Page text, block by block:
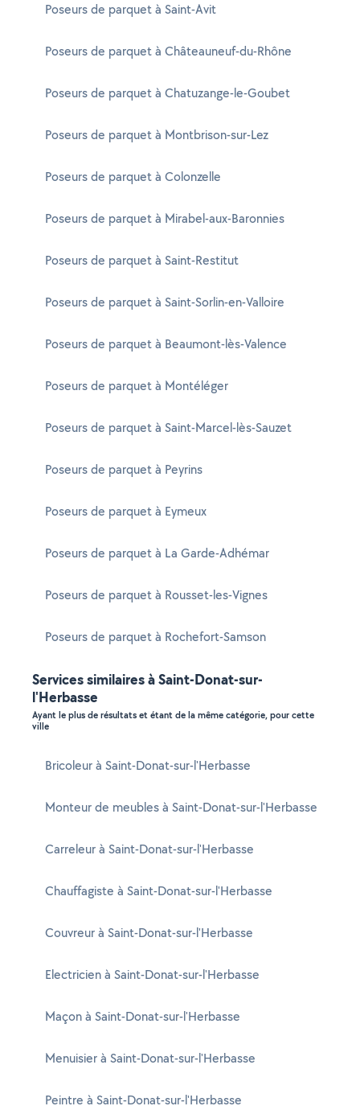
Poseurs de parquet à Saint-Avit
Poseurs de parquet à Châteauneuf-du-Rhône
Poseurs de parquet à Chatuzange-le-Goubet
Poseurs de parquet à Montbrison-sur-Lez
Poseurs de parquet à Colonzelle
Poseurs de parquet à Mirabel-aux-Baronnies
Poseurs de parquet à Saint-Restitut
Poseurs de parquet à Saint-Sorlin-en-Valloire
Poseurs de parquet à Beaumont-lès-Valence
Poseurs de parquet à Montéléger
Poseurs de parquet à Saint-Marcel-lès-Sauzet
Poseurs de parquet à Peyrins
Poseurs de parquet à Eymeux
Poseurs de parquet à La Garde-Adhémar
Poseurs de parquet à Rousset-les-Vignes
Poseurs de parquet à Rochefort-Samson
Services similaires à Saint-Donat-sur-
l'Herbasse
Ayant le plus de résultats et étant de la même catégorie, pour cette
ville
Bricoleur à Saint-Donat-sur-l'Herbasse
Monteur de meubles à Saint-Donat-sur-l'Herbasse
Carreleur à Saint-Donat-sur-l'Herbasse
Chauffagiste à Saint-Donat-sur-l'Herbasse
Couvreur à Saint-Donat-sur-l'Herbasse
Electricien à Saint-Donat-sur-l'Herbasse
Maçon à Saint-Donat-sur-l'Herbasse
Menuisier à Saint-Donat-sur-l'Herbasse
Peintre à Saint-Donat-sur-l'Herbasse